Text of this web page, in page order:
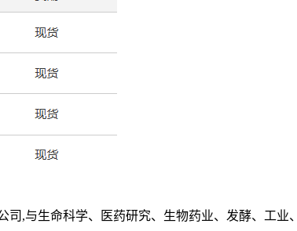
司 ,与生命科学、医药研究、生物药业、发酵、工